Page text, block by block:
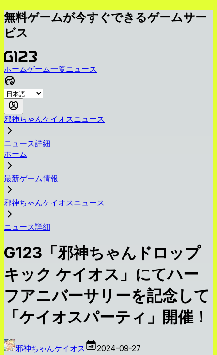
無料ゲームが今すぐできるゲームサー
ビス
ホームゲーム一覧ニュース
邪神ちゃんケイオスニュース
ニュース詳細
ホーム
最新ゲーム情報
邪神ちゃんケイオスニュース
ニュース詳細
G123「邪神ちゃんドロップ
キック ケイオス」にてハー
フアニバーサリーを記念して
「ケイオスパーティ」開催！
邪神ちゃんケイオス 2024-09-27